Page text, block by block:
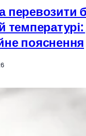
перевозити
пояснення